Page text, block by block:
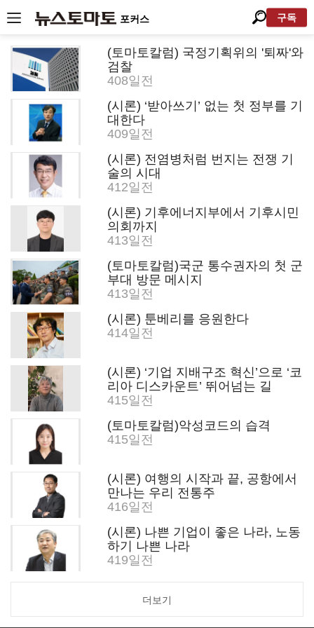
포커스 구독
(토마토칼럼) 국정기획위의 '퇴짜'와
검찰
408일전
(시론) ‘받아쓰기’ 없는 첫 정부를 기
대한다
409일전
(시론) 전염병처럼 번지는 전쟁 기
술의 시대
412일전
(시론) 기후에너지부에서 기후시민
의회까지
413일전
(토마토칼럼)국군 통수권자의 첫 군
부대 방문 메시지
413일전
(시론) 툰베리를 응원한다
414일전
(시론) ‘기업 지배구조 혁신’으로 ‘코
리아 디스카운트’ 뛰어넘는 길
415일전
(토마토칼럼)악성코드의 습격
415일전
(시론) 여행의 시작과 끝, 공항에서
만나는 우리 전통주
416일전
(시론) 나쁜 기업이 좋은 나라, 노동
하기 나쁜 나라
419일전
더보기